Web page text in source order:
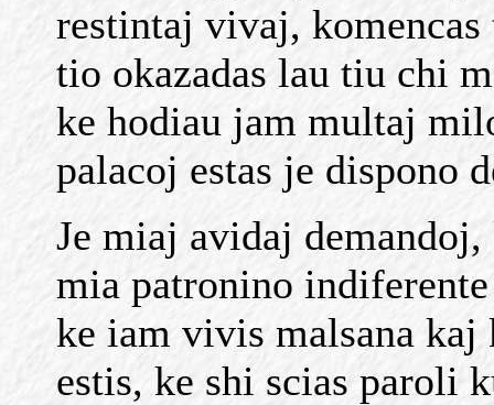
restintaj vivaj,
tio okazadas lau tiu chi
ke hodiau jam multaj
palacoj estas je dispono
Je miaj avidaj
mia patronino
ke iam vivis malsana
estis, ke shi scias paroli